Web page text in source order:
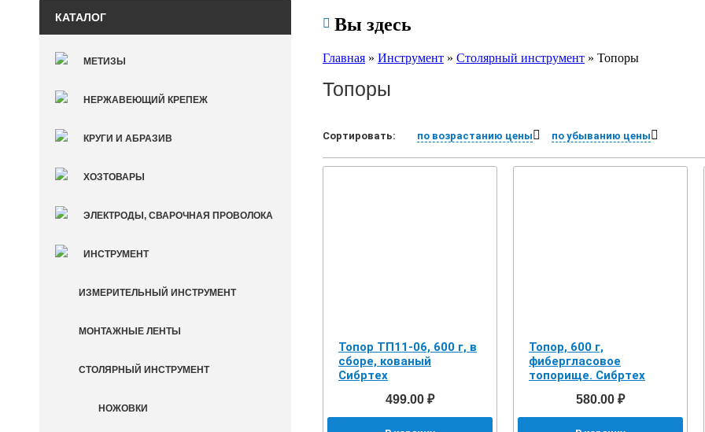
КАТАЛОГ
МЕТИЗЫ
НЕРЖАВЕЮЩИЙ КРЕПЕЖ
КРУГИ И АБРАЗИВ
ХОЗТОВАРЫ
ЭЛЕКТРОДЫ, СВАРОЧНАЯ ПРОВОЛОКА
ИНСТРУМЕНТ
ИЗМЕРИТЕЛЬНЫЙ ИНСТРУМЕНТ
МОНТАЖНЫЕ ЛЕНТЫ
СТОЛЯРНЫЙ ИНСТРУМЕНТ
НОЖОВКИ
 Вы здесь
Главная » Инструмент » Столярный инструмент » Топоры
Топоры
Сортировать: по возрастанию цены по убыванию цены
Топор ТП11-06, 600 г, в
сборе, кованый
Сибртех
499.00 ₽
Топор, 600 г,
фибергласовое
топорище. Сибртех
580.00 ₽